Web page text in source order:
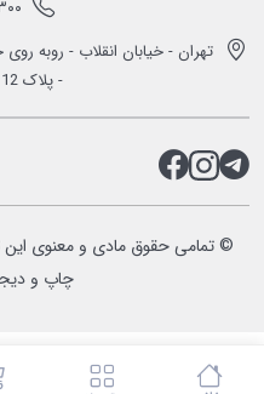
تهران - خیابان انقلاب - روبه
- پلاک 12 - طبقه سوم
© تمامی حقوق مادی و معنوی این
چاپ و